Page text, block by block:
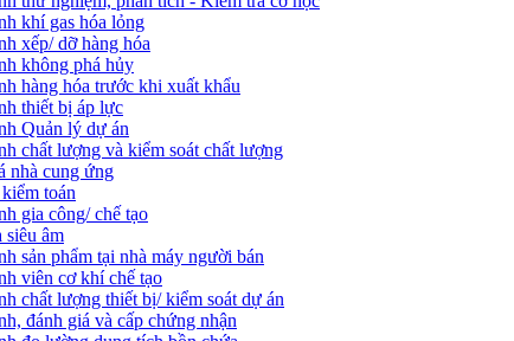
khí gas hóa lỏng
xếp/ dỡ hàng hóa
không phá hủy
hàng hóa trước khi xuất khẩu
thiết bị áp lực
Quản lý dự án
chất lượng và kiểm soát chất lượng
nhà cung ứng
toán
gia công/ chế tạo
siêu âm
sản phẩm tại nhà máy người bán
viên cơ khí chế tạo
chất lượng thiết bị/ kiểm soát dự án
đánh giá và cấp chứng nhận